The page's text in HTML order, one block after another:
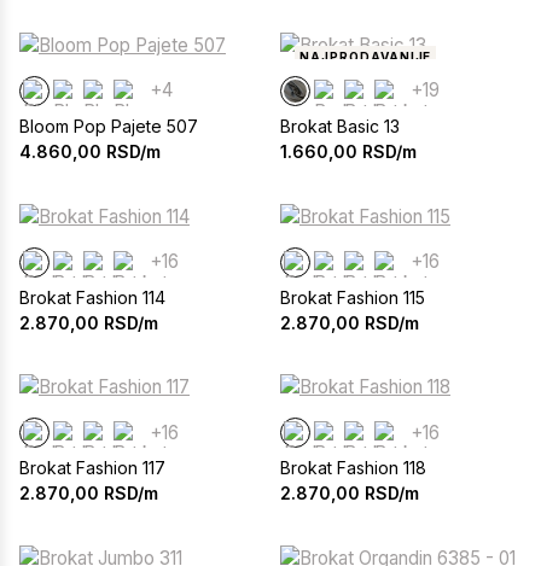
+4
Bloom Pop Pajete 507
4.860,00 RSD/m
NAJPRODAVANIJE
+19
Brokat Basic 13
1.660,00 RSD/m
+16
Brokat Fashion 114
2.870,00 RSD/m
+16
Brokat Fashion 115
2.870,00 RSD/m
+16
Brokat Fashion 117
2.870,00 RSD/m
+16
Brokat Fashion 118
2.870,00 RSD/m